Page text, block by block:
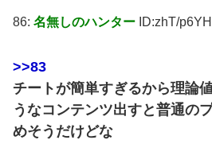
86: 名無しのハンター ID:zhT/
>>83
チートが簡単すぎるから理論
うなコンテンツ出すと普通の
めそうだけどな